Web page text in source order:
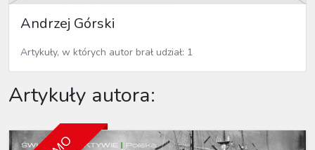
Andrzej Górski
Artykuły, w których autor brał udział: 1
Artykuły autora: